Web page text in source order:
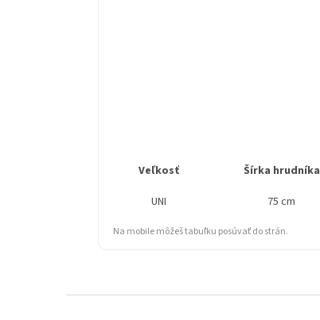
Veľkosť Šírka hrudníka
UNI
75 cm
Na mobile môžeš tabuľku posúvať do strán.